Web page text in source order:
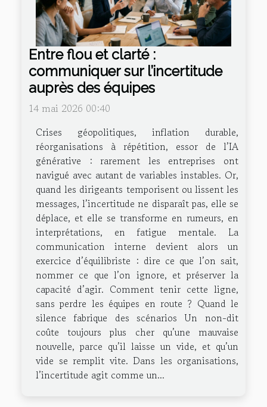
Entre flou et clarté :
communiquer sur l’incertitude
auprès des équipes
14 mai 2026 00:40
Crises géopolitiques, inflation durable,
réorganisations à répétition, essor de l’IA
générative : rarement les entreprises ont
navigué avec autant de variables instables. Or,
quand les dirigeants temporisent ou lissent les
messages, l’incertitude ne disparaît pas, elle se
déplace, et elle se transforme en rumeurs, en
interprétations, en fatigue mentale. La
communication interne devient alors un
exercice d’équilibriste : dire ce que l’on sait,
nommer ce que l’on ignore, et préserver la
capacité d’agir. Comment tenir cette ligne,
sans perdre les équipes en route ? Quand le
silence fabrique des scénarios Un non-dit
coûte toujours plus cher qu’une mauvaise
nouvelle, parce qu’il laisse un vide, et qu’un
vide se remplit vite. Dans les organisations,
l’incertitude agit comme un...